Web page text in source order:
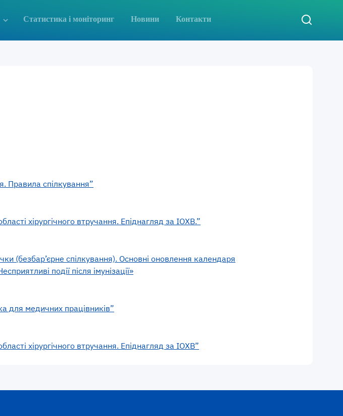
Статистика і моніторинг Новини Контакти
Правила спілкування”
хірургічного втручання. Епіднагляд за ІОХВ.”
(безбар’єрне спілкування). Основні оновлення календаря
події після імунізації»
для медичних працівників”
хірургічного втручання. Епіднагляд за ІОХВ”